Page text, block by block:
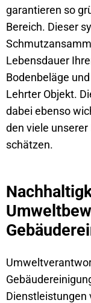
garantieren so
Bereich. Dieser
Lebensdauer
Bodenbeläge
Lehrter Objekt.
dabei ebenso
den viele
schätzen.
Dienstleistungen